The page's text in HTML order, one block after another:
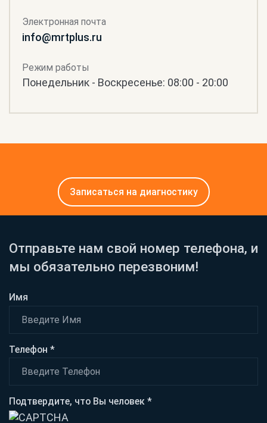
Электронная почта
info@mrtplus.ru
Режим работы
Понедельник - Воскресенье: 08:00 - 20:00
Записаться на диагностику
Отправьте нам свой номер телефона, и
мы обязательно перезвоним!
Имя
Телефон *
Подтвердите, что Вы человек *